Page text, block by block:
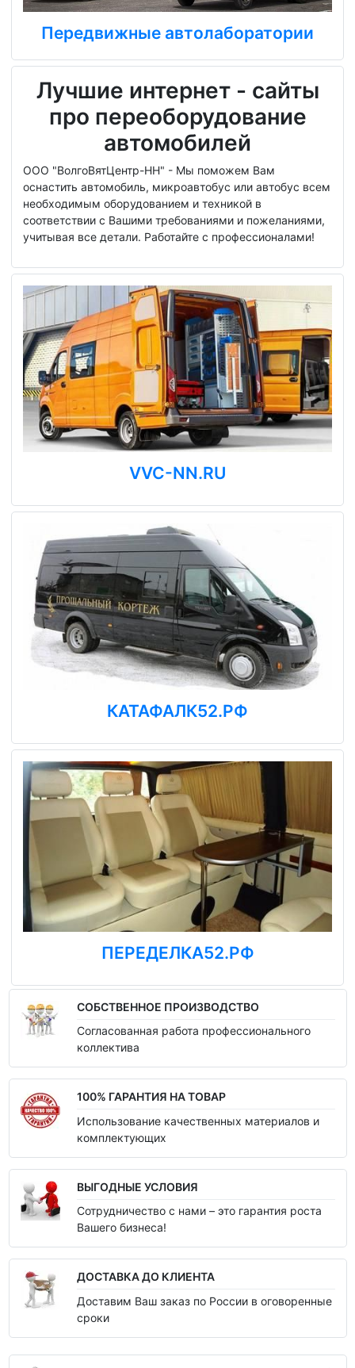
Передвижные автолаборатории
Лучшие интернет - сайты
про переоборудование
автомобилей
ООО "ВолгоВятЦентр-НН" - Мы поможем Вам
оснастить автомобиль, микроавтобус или автобус всем
необходимым оборудованием и техникой в
соответствии с Вашими требованиями и пожеланиями,
учитывая все детали. Работайте с профессионалами!
VVC-NN.RU
КАТАФАЛК52.РФ
ПЕРЕДЕЛКА52.РФ
СОБСТВЕННОЕ ПРОИЗВОДСТВО
Согласованная работа профессионального
коллектива
100% ГАРАНТИЯ НА ТОВАР
Использование качественных материалов и
комплектующих
ВЫГОДНЫЕ УСЛОВИЯ
Сотрудничество с нами – это гарантия роста
Вашего бизнеса!
ДОСТАВКА ДО КЛИЕНТА
Доставим Ваш заказ по России в оговоренные
сроки